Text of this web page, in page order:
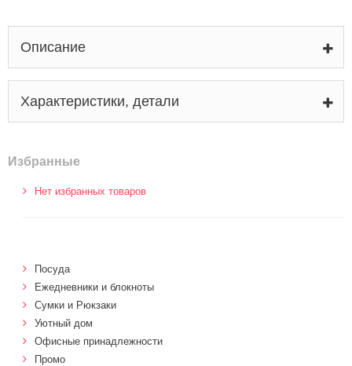
Описание
Характеристики, детали
Избранные
Нет избранных товаров
Посуда
Ежедневники и блокноты
Сумки и Рюкзаки
Уютный дом
Офисные принадлежности
Промо